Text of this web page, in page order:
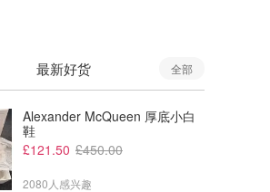
最新好货 全部
Alexander McQueen 厚底小白
鞋
£121.50 £450.00
2080人感兴趣